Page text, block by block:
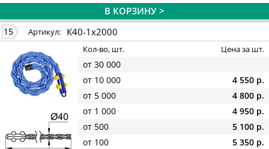
В КОРЗИНУ >
15 Артикул: К40-1х2000
Кол-во, шт. Цена за шт.
от 30 000
от 10 000
4 550 р.
от 5 000
4 800 р.
от 1 000
4 950 р.
от 500
5 100 р.
от 100
5 350 р.